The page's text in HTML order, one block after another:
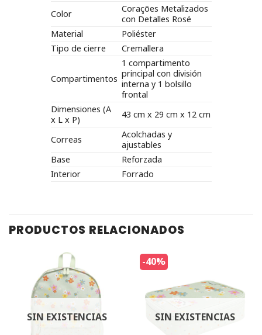
Color
Corações Metalizados
con Detalles Rosé
Material
Poliéster
Tipo de cierre
Cremallera
Compartimentos
1 compartimento
principal con división
interna y 1 bolsillo
frontal
Dimensiones (A
x L x P)
43 cm x 29 cm x 12 cm
Correas
Acolchadas y
ajustables
Base
Reforzada
Interior
Forrado
PRODUCTOS RELACIONADOS
SIN EXISTENCIAS
-40%
SIN EXISTENCIAS